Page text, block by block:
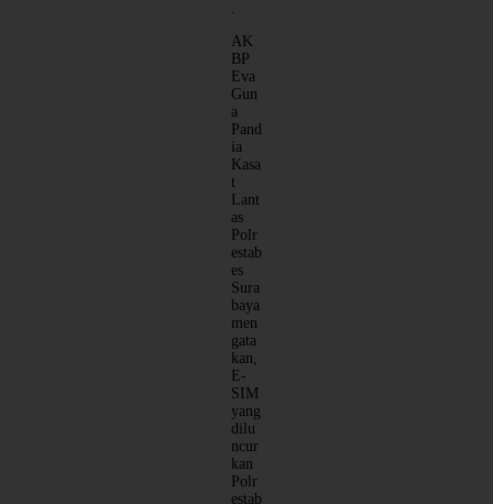
AK
BP
Eva
Gun
a
Pand
ia
Kasa
t
Lant
as
Polr
estab
es
Sura
baya
men
gata
kan,
E-
SIM
yang
dilu
ncur
kan
Polr
estab